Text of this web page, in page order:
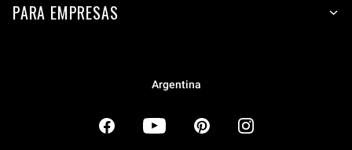
PARA EMPRESAS
Argentina